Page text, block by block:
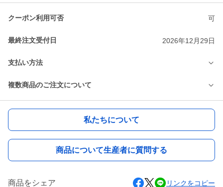
クーポン利用可否 可
最終注文受付日 2026年12月29日
支払い方法
複数商品のご注文について
私たちについて
商品について生産者に質問する
商品をシェア リンクをコピー